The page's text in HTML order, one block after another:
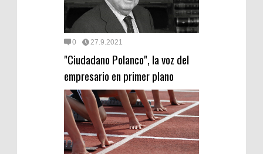
0 27.9.2021
"Ciudadano Polanco", la voz del
empresario en primer plano